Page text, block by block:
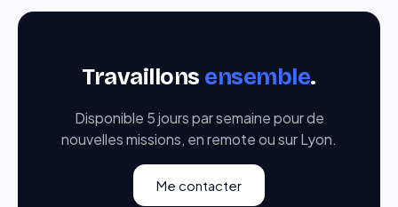
Travaillons ensemble.
Disponible 5 jours par semaine pour de
nouvelles missions, en remote ou sur Lyon.
Me contacter